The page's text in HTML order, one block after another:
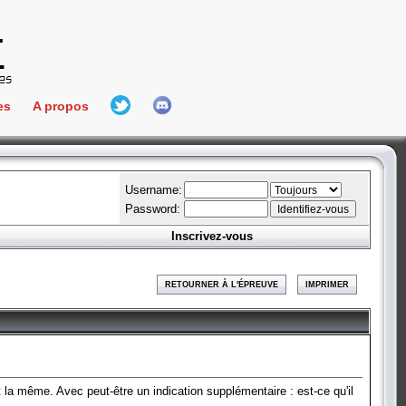
Connect
A propos
L'équipe
Hall Of Fame
Username:
Password:
Inscrivez-vous
RETOURNER À L'ÉPREUVE IMPRIMER
même. Avec peut-être un indication supplémentaire : est-ce qu'il